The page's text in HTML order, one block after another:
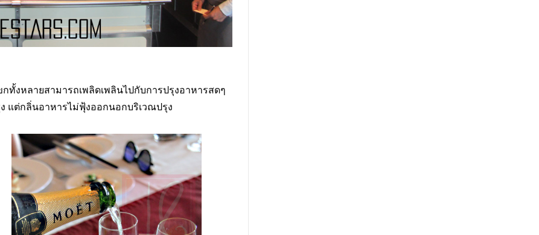
ทั้งหลายสามารถเพลิดเพลินไปกับการปรุงอาหารสดๆ
แต่กลิ่นอาหารไม่ฟุ้งออกนอกบริเวณปรุง